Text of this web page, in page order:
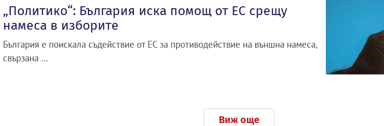
„Политико“: България иска помощ от ЕС срещу
намеса в изборите
България е поискала съдействие от ЕС за противодействие на външна намеса,
свързана ...
Виж още